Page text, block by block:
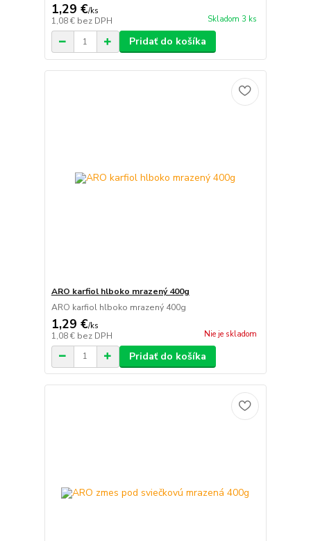
1,29 €/ks
1,08 € bez DPH Skladom 3 ks
Pridať do košíka
ARO karfiol hlboko mrazený 400g
ARO karfiol hlboko mrazený 400g
1,29 €/ks
1,08 € bez DPH Nie je skladom
Pridať do košíka